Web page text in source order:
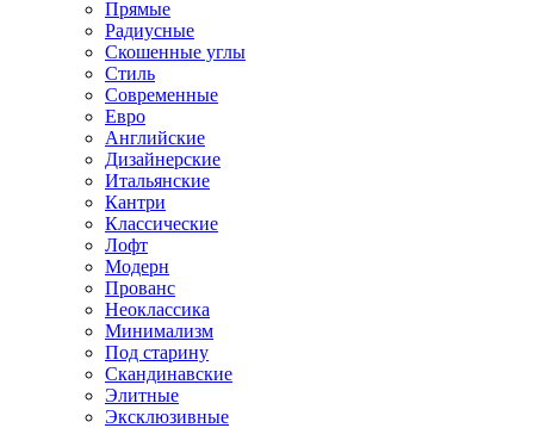
Прямые
Радиусные
Скошенные углы
Стиль
Современные
Евро
Английские
Дизайнерские
Итальянские
Кантри
Классические
Лофт
Модерн
Прованс
Неоклассика
Минимализм
Под старину
Скандинавские
Элитные
Эксклюзивные